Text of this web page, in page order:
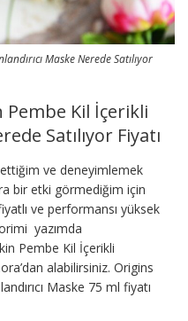
Maske Nerede Satılıyor
Kil İçerikli
Satılıyor Fiyatı
ve deneyimlemek
bir etki görmediğim için
ve performansı yüksek
yazımda
Pembe Kil İçerikli
alabilirsiniz. Origins
Maske 75 ml fiyatı